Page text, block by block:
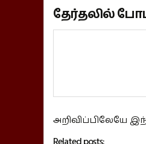
தேர்தலில்
அறிவிப்பிலேயே